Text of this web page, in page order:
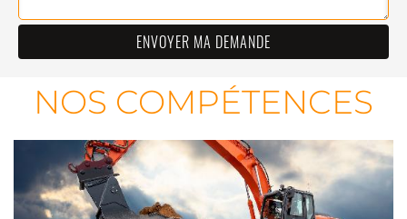
NOS COMPÉTENCES